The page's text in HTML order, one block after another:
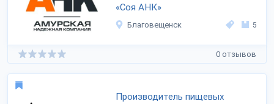
«Соя АНК»
Благовещенск 5
0 отзывов
Производитель пищевых